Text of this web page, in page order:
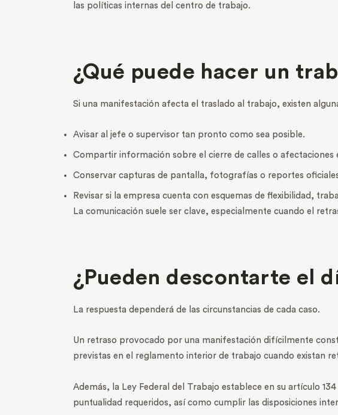
las políticas internas del centro de trabajo.
¿Qué puede hacer un
Si una manifestación afecta el traslado al trabajo, existen
Avisar al jefe o supervisor tan pronto como sea posible.
Compartir información sobre el cierre de calles o afectaciones
Conservar capturas de pantalla, fotografías o reportes
Revisar si la empresa cuenta con esquemas de flexibilidad,
La comunicación suele ser clave, especialmente cuando el
¿Pueden descontarte el
La respuesta dependerá de las circunstancias de cada caso.
Un retraso provocado por una manifestación difícilmente
previstas en el reglamento interior de trabajo cuando existan
Además, la Ley Federal del Trabajo establece en su artículo
puntualidad requeridos, así como cumplir las disposiciones